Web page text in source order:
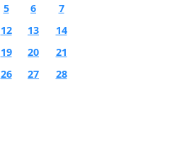
5 6
7
12 13
14
19 20
21
26 27
28